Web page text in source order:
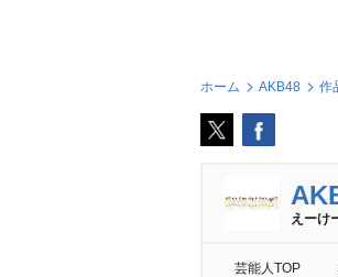
ホーム AKB48 作
えーけ
芸能人TOP